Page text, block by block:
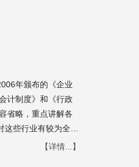
年颁布的《企业
计制度》和《行政
省略，重点讲解各
这些行业有较为全面
学生教材，也可作
【详情...】